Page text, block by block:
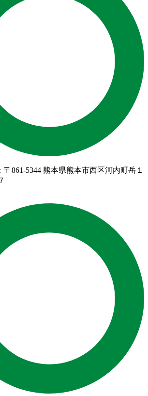
〒861-5344 熊本県熊本市西区河内町岳１